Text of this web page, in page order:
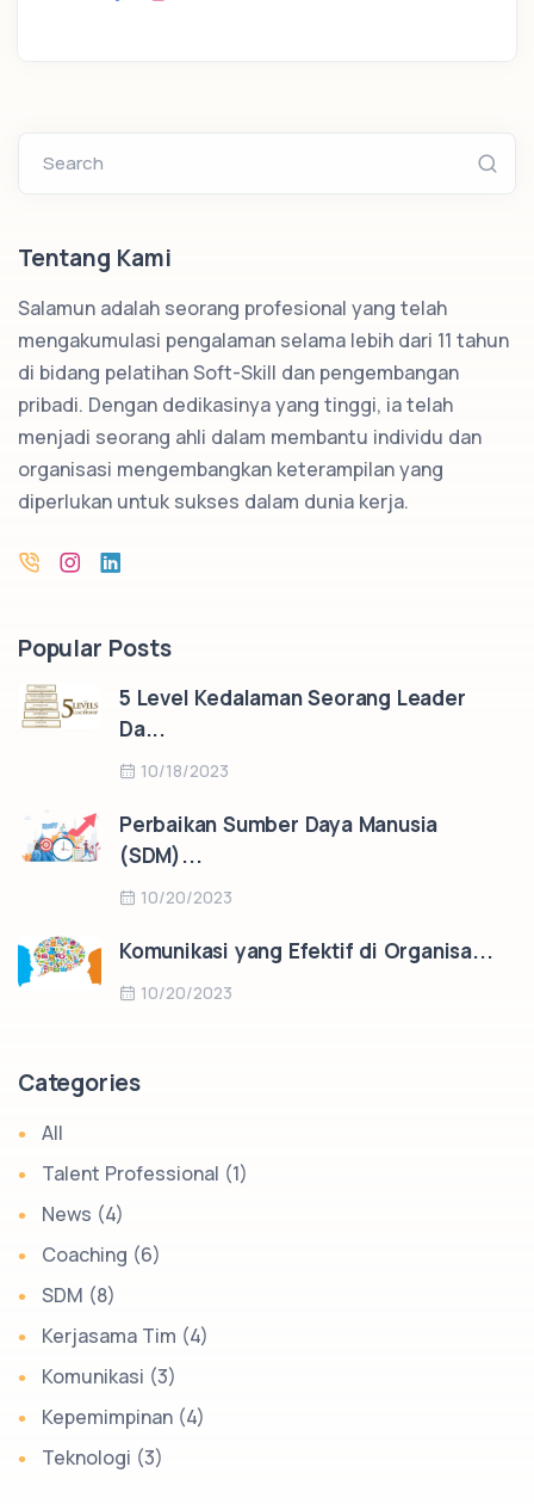
Search
Tentang Kami
Salamun adalah seorang profesional yang telah
mengakumulasi pengalaman selama lebih dari 11 tahun
di bidang pelatihan Soft-Skill dan pengembangan
pribadi. Dengan dedikasinya yang tinggi, ia telah
menjadi seorang ahli dalam membantu individu dan
organisasi mengembangkan keterampilan yang
diperlukan untuk sukses dalam dunia kerja.
Popular Posts
5 Level Kedalaman Seorang Leader
Da...
10/18/2023
Perbaikan Sumber Daya Manusia
(SDM)...
10/20/2023
Komunikasi yang Efektif di Organisa...
10/20/2023
Categories
All
Talent Professional (1)
News (4)
Coaching (6)
SDM (8)
Kerjasama Tim (4)
Komunikasi (3)
Kepemimpinan (4)
Teknologi (3)